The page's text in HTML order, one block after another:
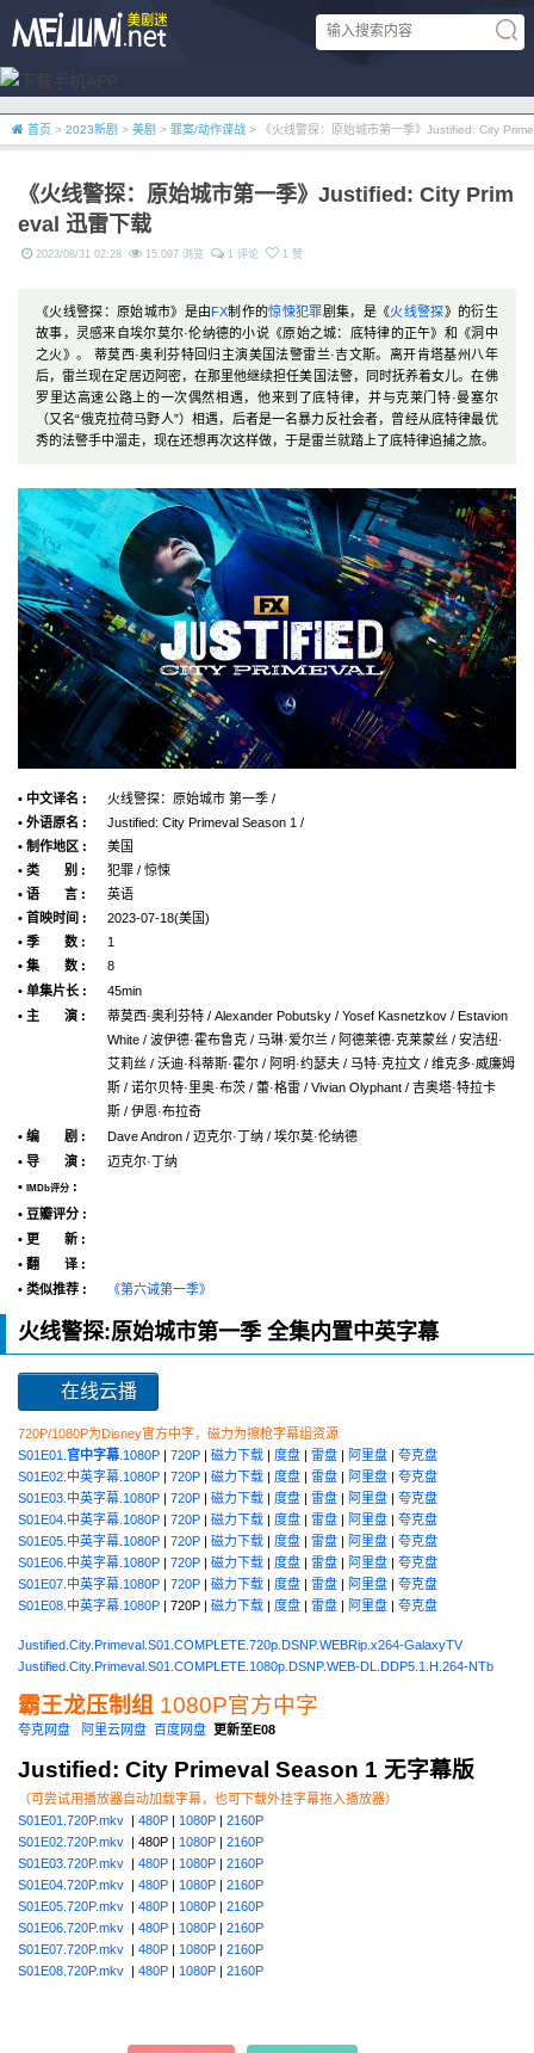
首页 > 2023新剧 > 美剧 > 罪案/动作谍战 > 《火线警探：原始城市第一季》Justified: City
《火线警探：原始城市第一季》Justified: City Prim
eval 迅雷下载
2023/08/31 02:28 15,097 浏览 1 评论 1 赞
《火线警探：原始城市》是由FX制作的惊悚犯罪剧集，是《火线警探》的衍生
故事，灵感来自埃尔莫尔·伦纳德的小说《原始之城：底特律的正午》和《洞中
之火》。 蒂莫西·奥利芬特回归主演美国法警雷兰·吉文斯。离开肯塔基州八年
后，雷兰现在定居迈阿密，在那里他继续担任美国法警，同时抚养着女儿。在佛
罗里达高速公路上的一次偶然相遇，他来到了底特律，并与克莱门特·曼塞尔
（又名“俄克拉荷马野人”）相遇，后者是一名暴力反社会者，曾经从底特律最优
秀的法警手中溜走，现在还想再次这样做，于是雷兰就踏上了底特律追捕之旅。
• 中文译名 :
火线警探：原始城市 第一季 /
• 外语原名 :
Justified: City Primeval Season 1 /
• 制作地区 :
美国
• 类 别 :
犯罪 / 惊悚
• 语 言 :
英语
• 首映时间 :
2023-07-18(美国)
• 季 数 :
1
• 集 数 :
8
• 单集片长 :
45min
• 主 演 :
蒂莫西·奥利芬特 / Alexander Pobutsky / Yosef Kasnetzkov / Estavion
White / 波伊德·霍布鲁克 / 马琳·爱尔兰 / 阿德莱德·克莱蒙丝 / 安洁纽·
艾莉丝 / 沃迪·科蒂斯·霍尔 / 阿明·约瑟夫 / 马特·克拉文 / 维克多·威廉姆
斯 / 诺尔贝特·里奥·布茨 / 蕾·格雷 / Vivian Olyphant / 吉奥塔·特拉卡
斯 / 伊恩·布拉奇
• 编 剧 :
Dave Andron / 迈克尔·丁纳 / 埃尔莫·伦纳德
• 导 演 :
迈克尔·丁纳
•
IMDb评分 :
• 豆瓣评分 :
• 更 新 :
• 翻 译 :
• 类似推荐 :
《第六诫第一季》
火线警探:原始城市第一季 全集内置中英字幕
在线云播
720P/1080P为Disney官方中字，磁力为擦枪字幕组资源
S01E01. 官中字幕 .1080P | 720P | 磁力下载 | 度盘 | 雷盘 | 阿里盘 | 夸克盘
S01E02.中英字幕.1080P | 720P | 磁力下载 | 度盘 | 雷盘 | 阿里盘 | 夸克盘
S01E03.中英字幕.1080P | 720P | 磁力下载 | 度盘 | 雷盘 | 阿里盘 | 夸克盘
S01E04.中英字幕.1080P | 720P | 磁力下载 | 度盘 | 雷盘 | 阿里盘 | 夸克盘
S01E05.中英字幕.1080P | 720P | 磁力下载 | 度盘 | 雷盘 | 阿里盘 | 夸克盘
S01E06.中英字幕.1080P | 720P | 磁力下载 | 度盘 | 雷盘 | 阿里盘 | 夸克盘
S01E07.中英字幕.1080P | 720P | 磁力下载 | 度盘 | 雷盘 | 阿里盘 | 夸克盘
S01E08.中英字幕.1080P | 720P | 磁力下载 | 度盘 | 雷盘 | 阿里盘 | 夸克盘
Justified.City.Primeval.S01.COMPLETE.720p.DSNP.WEBRip.x264-GalaxyTV
Justified.City.Primeval.S01.COMPLETE.1080p.DSNP.WEB-DL.DDP5.1.H.264-NTb
霸王龙压制组 1080P官方中字
夸克网盘 阿里云网盘 百度网盘 更新至E08
Justified: City Primeval Season 1 无字幕版
（可尝试用播放器自动加载字幕，也可下载外挂字幕拖入播放器）
S01E01.720P.mkv | 480P | 1080P | 2160P
S01E02.720P.mkv | 480P | 1080P | 2160P
S01E03.720P.mkv | 480P | 1080P | 2160P
S01E04.720P.mkv | 480P | 1080P | 2160P
S01E05.720P.mkv | 480P | 1080P | 2160P
S01E06.720P.mkv | 480P | 1080P | 2160P
S01E07.720P.mkv | 480P | 1080P | 2160P
S01E08.720P.mkv | 480P | 1080P | 2160P